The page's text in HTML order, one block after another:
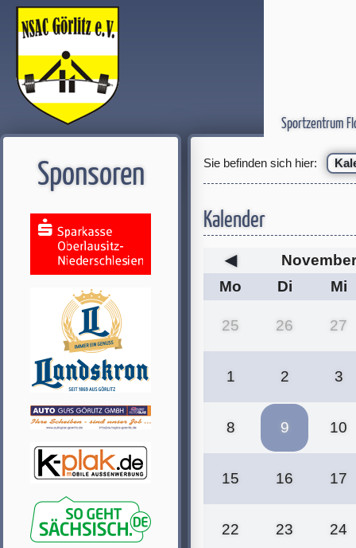
Sportzentrum
Sie befinden sich hier:
Kalender
◀
Mo
Di Mi
25 26 27
1 2 3
8 9 10
15 16 17
22 23 24
Sponsoren